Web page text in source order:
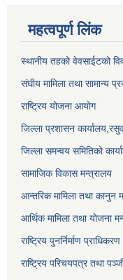
महत्वपूर्ण लिंक
स्थानीय तहको वेवसाईटको
संघीय मामिला तथा सामान्य
राष्ट्रिय योजना आयोग
जिल्ला प्रशासन कार्यालय,
जिल्ला समन्वय समितिको
सामाजिक विकास मन्त्रालय
आन्तरिक मामिला तथा कानुन
आर्थिक मामिला तथा योजना
राष्ट्रिय पुनर्निर्माण प्राधिकरण
राष्ट्रिय परिचयपत्र तथा